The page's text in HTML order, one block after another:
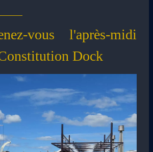
vous l'après-midi
Dock